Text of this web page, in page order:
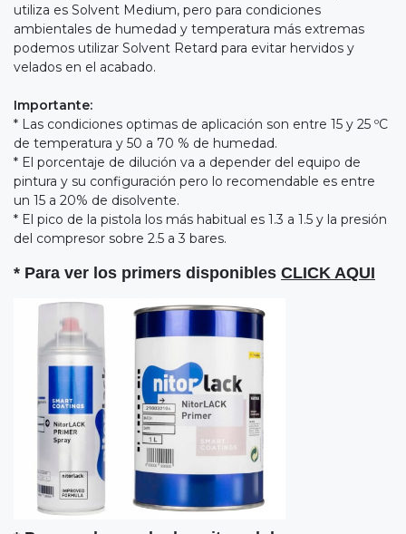
utiliza es Solvent Medium, pero para condiciones
ambientales de humedad y temperatura más extremas
podemos utilizar Solvent Retard para evitar hervidos y
velados en el acabado.
Importante:
* Las condiciones optimas de aplicación son entre 15 y 25 ºC
de temperatura y 50 a 70 % de humedad.
* El porcentaje de dilución va a depender del equipo de
pintura y su configuración pero lo recomendable es entre
un 15 a 20% de disolvente.
* El pico de la pistola los más habitual es 1.3 a 1.5 y la presión
del compresor sobre 2.5 a 3 bares.
* Para ver los primers disponibles CLICK AQUI